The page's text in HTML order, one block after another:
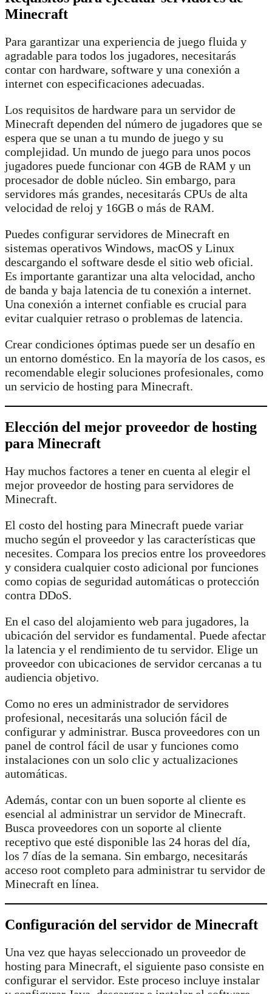
Minecraft
Para garantizar una experiencia de juego fluida y
agradable para todos los jugadores, necesitarás
contar con hardware, software y una conexión a
internet con especificaciones adecuadas.
Los requisitos de hardware para un servidor de
Minecraft dependen del número de jugadores que se
espera que se unan a tu mundo de juego y su
complejidad. Un mundo de juego para unos pocos
jugadores puede funcionar con 4GB de RAM y un
procesador de doble núcleo. Sin embargo, para
servidores más grandes, necesitarás CPUs de alta
velocidad de reloj y 16GB o más de RAM.
Puedes configurar servidores de Minecraft en
sistemas operativos Windows, macOS y Linux
descargando el software desde el sitio web oficial.
Es importante garantizar una alta velocidad, ancho
de banda y baja latencia de tu conexión a internet.
Una conexión a internet confiable es crucial para
evitar cualquier retraso o problemas de latencia.
Crear condiciones óptimas puede ser un desafío en
un entorno doméstico. En la mayoría de los casos, es
recomendable elegir soluciones profesionales, como
un servicio de hosting para Minecraft.
Elección del mejor proveedor de hosting
para Minecraft
Hay muchos factores a tener en cuenta al elegir el
mejor proveedor de hosting para servidores de
Minecraft.
El costo del hosting para Minecraft puede variar
mucho según el proveedor y las características que
necesites. Compara los precios entre los proveedores
y considera cualquier costo adicional por funciones
como copias de seguridad automáticas o protección
contra DDoS.
En el caso del alojamiento web para jugadores, la
ubicación del servidor es fundamental. Puede afectar
la latencia y el rendimiento de tu servidor. Elige un
proveedor con ubicaciones de servidor cercanas a tu
audiencia objetivo.
Como no eres un administrador de servidores
profesional, necesitarás una solución fácil de
configurar y administrar. Busca proveedores con un
panel de control fácil de usar y funciones como
instalaciones con un solo clic y actualizaciones
automáticas.
Además, contar con un buen soporte al cliente es
esencial al administrar un servidor de Minecraft.
Busca proveedores con un soporte al cliente
receptivo que esté disponible las 24 horas del día,
los 7 días de la semana. Sin embargo, necesitarás
acceso root completo para administrar tu servidor de
Minecraft en línea.
Configuración del servidor de Minecraft
Una vez que hayas seleccionado un proveedor de
hosting para Minecraft, el siguiente paso consiste en
configurar el servidor. Este proceso incluye instalar